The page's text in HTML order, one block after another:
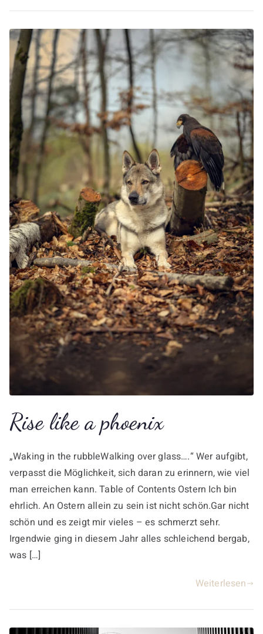
Rise like a phoenix
„Waking in the rubbleWalking over glass….“ Wer aufgibt,
verpasst die Möglichkeit, sich daran zu erinnern, wie viel
man erreichen kann. Table of Contents Ostern Ich bin
ehrlich. An Ostern allein zu sein ist nicht schön.Gar nicht
schön und es zeigt mir vieles – es schmerzt sehr.
Irgendwie ging in diesem Jahr alles schleichend bergab,
was […]
Weiterlesen